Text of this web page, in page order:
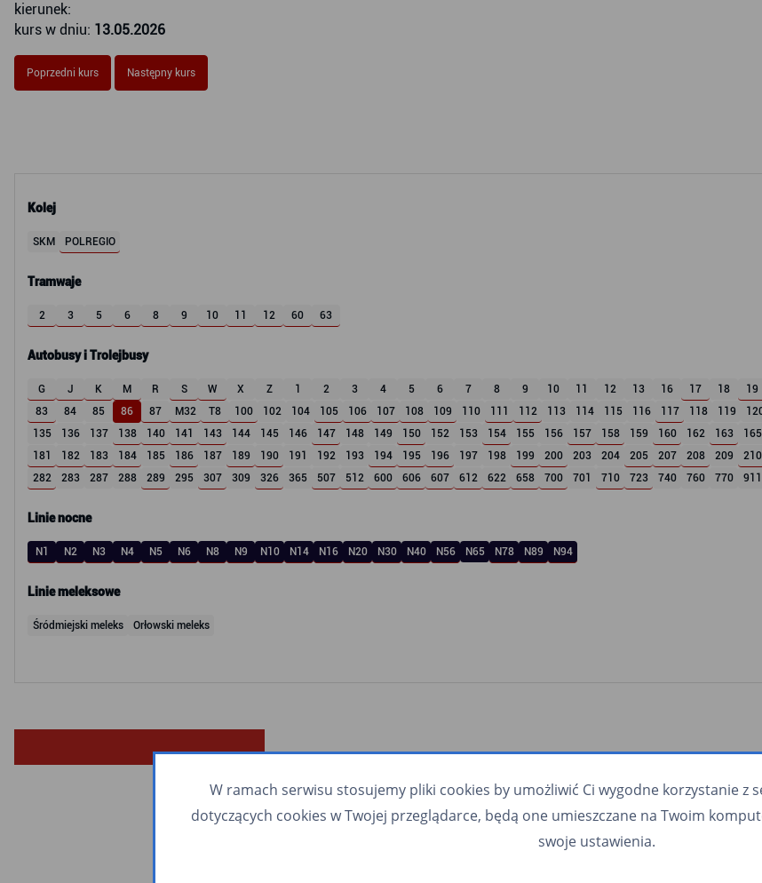
Kolej
SKM POLREGIO
Tramwaje
2 3 5 6 8 9 10 11 12 60 63
Autobusy i Trolejbusy
G J K M R S W X Z 1 2 3 4 5 6 7 8 9 10 11 12 13 16 17 18 19
83
84 85 86 87 M32 T8 100 102 104 105 106 107 108 109 110 111 112 113 114 115 116 117 118 119
135
136 137 138 140 141 143 144 145 146 147 148 149 150 152 153 154 155 156 157 158 159 160 162 163 165
181
182 183 184 185 186 187 189 190 191 192 193 194 195 196 197 198 199 200 203 204 205 207 208 209 210
282
283 287 288 289 295 307 309 326 365 507 512 600 606 607 612 622 658 700 701 710 723 740 760 770 911
Linie nocne
N1 N2 N3 N4 N5 N6 N8 N9 N10 N14 N16 N20 N30 N40 N56 N65 N78 N89 N94
Linie meleksowe
Śródmiejski meleks Orłowski meleks
kierunek:
kurs w dniu: 13.05.2026
Poprzedni kurs Następny kurs
W ramach serwisu stosujemy pliki cookies by umożliwić Ci wygodne korzystanie z
dotyczących cookies w Twojej przeglądarce, będą one umieszczane na Twoim
swoje ustawienia.